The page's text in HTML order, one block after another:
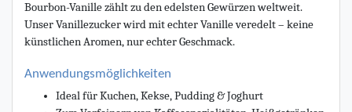
Bourbon-Vanille zählt zu den edelsten Gewürzen weltweit.
Unser Vanillezucker wird mit echter Vanille veredelt – keine
künstlichen Aromen, nur echter Geschmack.
Anwendungsmöglichkeiten
Ideal für Kuchen, Kekse, Pudding & Joghurt